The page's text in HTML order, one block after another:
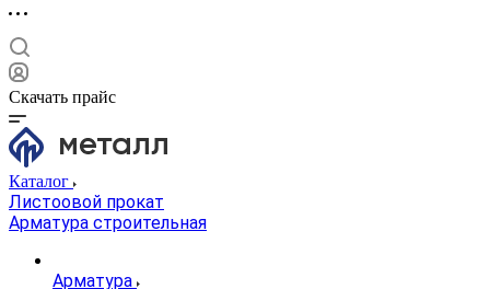
Скачать прайс
Каталог
Листоовой прокат
Арматура строительная
Арматура